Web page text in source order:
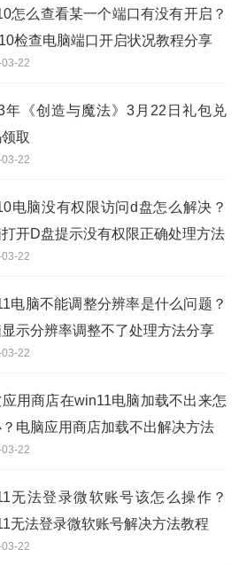
怎么查看某一个端口有没有开启？
检查电脑端口开启状况教程分享
22
年《创造与魔法》3月22日礼包兑
取
22
电脑没有权限访问d盘怎么解决？
开D盘提示没有权限正确处理方法
22
电脑不能调整分辨率是什么问题？
示分辨率调整不了处理方法分享
22
用商店在win11电脑加载不出来怎
电脑应用商店加载不出解决方法
22
无法登录微软账号该怎么操作？
无法登录微软账号解决方法教程
22